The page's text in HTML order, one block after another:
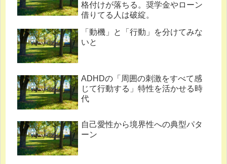
格付けが落ちる。奨学金やローン
借りてる人は破綻。
「動機」と「行動」を分けてみな
いと
ADHDの「周囲の刺激をすべて感
じて行動する」特性を活かせる時
代
自己愛性から境界性への典型パタ
ーン